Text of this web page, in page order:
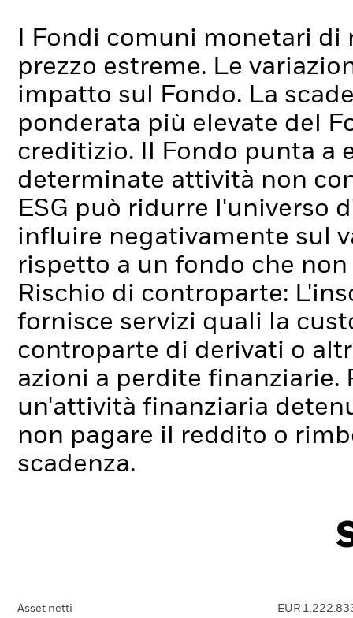
I Fondi comuni monetari
prezzo estreme. Le
impatto sul Fondo. La
ponderata più elevate del
creditizio.
Il Fondo punta a
determinate attività non
ESG può ridurre l'universo
influire negativamente sul
rispetto a un fondo che
Rischio di controparte:
fornisce servizi quali la
controparte di derivati o
azioni a perdite finanziarie.
un'attività finanziaria
non pagare il reddito o
scadenza.
Asset netti EUR